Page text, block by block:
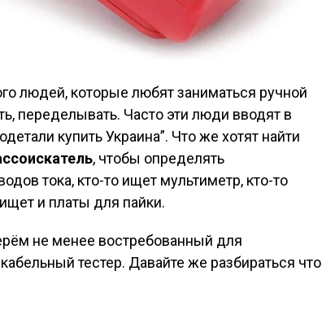
людей, которые любят заниматься ручной
переделывать. Часто эти люди вводят в
купить Украина”. Что же хотят найти
, чтобы определять
тока, кто-то ищет мультиметр, кто-то
и платы для пайки.
не менее востребованный для
тестер. Давайте же разбираться что